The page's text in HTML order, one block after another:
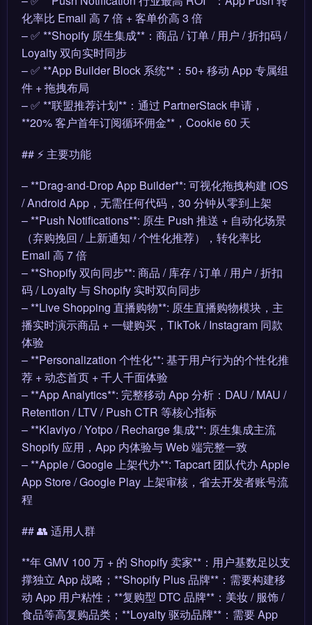
化率比 Email 高 7 倍 + 客单价高 3 倍
– ✅ **Shopify 原生集成**：商品 / 订单 / 用户 / 折扣码 /
Loyalty 双向实时同步
– ✅ **App Builder Block 系统**：50+ 移动 App 专属组
件 + 拖拽布局
– ✅ **联盟推荐计划**：通过 PartnerStack 申请，
**20% 客户首年订阅循环佣金**，Cookie 60 天
## ⚡ 主要功能
– **Drag-and-Drop App Builder**: 可视化拖拽构建 iOS
/ Android App，无需任何代码，30 分钟从零到上架
– **Push Notifications**: 原生 Push 推送 + 自动化场景
（弃购挽回 / 上新通知 / 个性化推荐），转化率比
Email 高 7 倍
– **Shopify 双向同步**: 商品 / 库存 / 订单 / 用户 / 折扣
码 / Loyalty 与 Shopify 实时双向同步
– **Live Shopping 直播购物**: 原生直播购物模块，主
播实时演示商品 + 一键购买，TikTok / Instagram 同款
体验
– **Personalization 个性化**: 基于用户行为的个性化推
荐 + 动态首页 + 千人千面体验
– **App Analytics**: 完整移动 App 分析：DAU / MAU /
Retention / LTV / Push CTR 等核心指标
– **Klaviyo / Yotpo / Recharge 集成**: 原生集成主流
Shopify 应用，App 内体验与 Web 端完整一致
– **Apple / Google 上架代办**: Tapcart 团队代办 Apple
App Store / Google Play 上架审核，省去开发者账号流
程
## 👥 适用人群
**年 GMV 100 万 + 的 Shopify 卖家**：用户基数足以支
撑独立 App 战略；**Shopify Plus 品牌**：需要构建移
动 App 用户粘性；**复购型 DTC 品牌**：美妆 / 服饰 /
食品等高复购品类；**Loyalty 驱动品牌**：需要 App